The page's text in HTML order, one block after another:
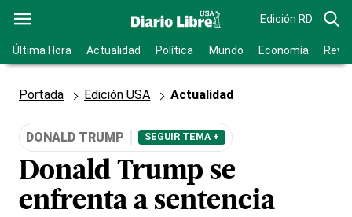
Edición RD
Última Hora Actualidad Política Mundo Economía
Portada Edición USA Actualidad
DONALD TRUMP SEGUIR TEMA +
Donald Trump se
enfrenta a sentencia